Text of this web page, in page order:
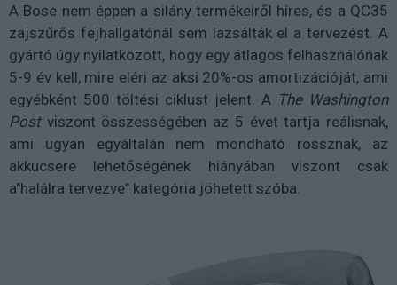
A Bose nem éppen a silány termékeiről híres, és a QC35
zajszűrős fejhallgatónál sem lazsálták el a tervezést. A
gyártó úgy nyilatkozott, hogy egy átlagos felhasználónak
5-9 év kell, mire eléri az aksi 20%-os amortizációját, ami
egyébként 500 töltési ciklust jelent. A The Washington
Postviszont összességében az 5 évet tartja reálisnak,
ami ugyan egyáltalán nem mondható rossznak, az
akkucsere lehetőségének hiányában viszont csak
a"halálra tervezve" kategória jöhetett szóba.